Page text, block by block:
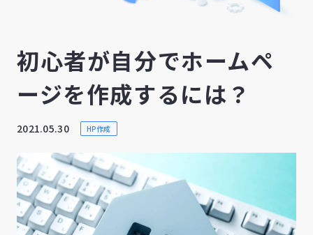
初心者が自分でホームペ
ージを作成するには？
2021.05.30 HP作成